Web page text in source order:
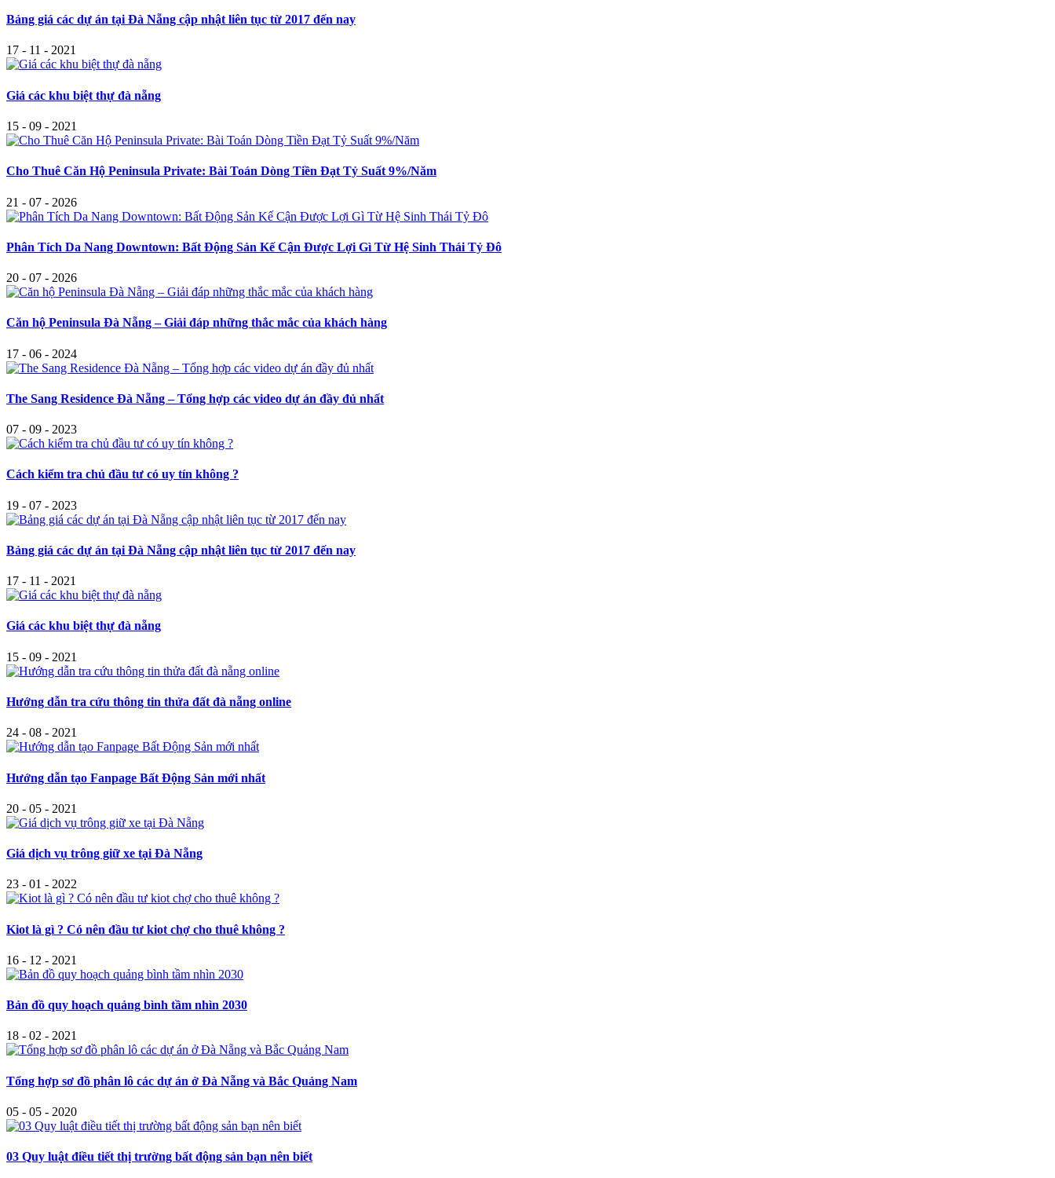
Bảng giá các dự án tại Đà Nẵng cập nhật liên tục từ 2017 đến nay
17 - 11 - 2021
Giá các khu biệt thự đà nẵng
15 - 09 - 2021
Cho Thuê Căn Hộ Peninsula Private: Bài Toán Dòng Tiền Đạt Tỷ Suất 9%/Năm
21 - 07 - 2026
Phân Tích Da Nang Downtown: Bất Động Sản Kế Cận Được Lợi Gì Từ Hệ Sinh Thái Tỷ Đô
20 - 07 - 2026
Căn hộ Peninsula Đà Nẵng – Giải đáp những thắc mắc của khách hàng
17 - 06 - 2024
The Sang Residence Đà Nẵng – Tổng hợp các video dự án đầy đủ nhất
07 - 09 - 2023
Cách kiểm tra chủ đầu tư có uy tín không ?
19 - 07 - 2023
Bảng giá các dự án tại Đà Nẵng cập nhật liên tục từ 2017 đến nay
17 - 11 - 2021
Giá các khu biệt thự đà nẵng
15 - 09 - 2021
Hướng dẫn tra cứu thông tin thửa đất đà nẵng online
24 - 08 - 2021
Hướng dẫn tạo Fanpage Bất Động Sản mới nhất
20 - 05 - 2021
Giá dịch vụ trông giữ xe tại Đà Nẵng
23 - 01 - 2022
Kiot là gì ? Có nên đầu tư kiot chợ cho thuê không ?
16 - 12 - 2021
Bản đồ quy hoạch quảng bình tầm nhìn 2030
18 - 02 - 2021
Tổng hợp sơ đồ phân lô các dự án ở Đà Nẵng và Bắc Quảng Nam
05 - 05 - 2020
03 Quy luật điều tiết thị trường bất động sản bạn nên biết